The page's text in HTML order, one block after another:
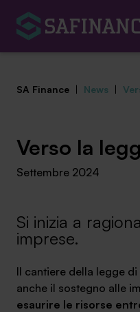
Mediazione Creditizia
Centro studi
Chi siamo
SA Finance | News |
Verso la
Settembre 2024
Si inizia a
imprese.
Il cantiere della legge
anche il sostegno alle
esaurire le risorse